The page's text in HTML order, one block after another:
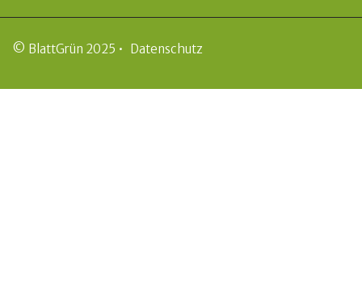
© BlattGrün 2025 • Datenschutz